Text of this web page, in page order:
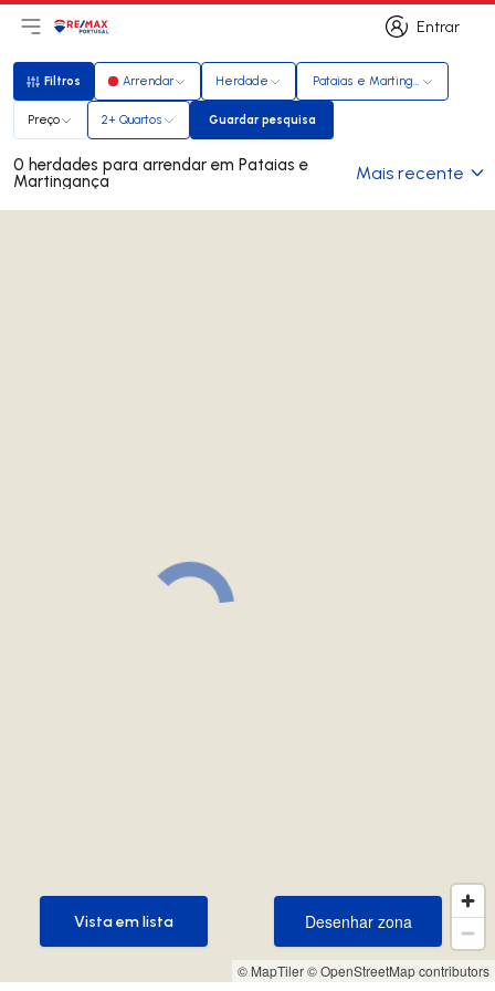
Entrar
Entrar
Abri menu principal
LogoIr para página inicial
Filtros
Filtros Arrendar Herdade Pataias e Martingança
Preço 2+ Quartos Guardar pesquisa
Guardar pesquisa
0 herdades para arrendar em Pataias e
Martingança Mais recente
© MapTiler© OpenStreetMap contributors
Desenhar zona
Desenhar zona
Vista em lista
Vista em lista